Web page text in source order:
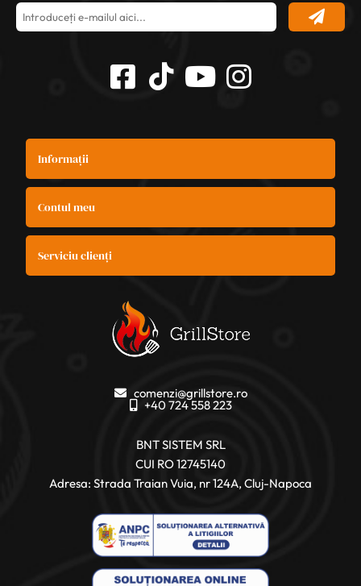
Informații
Contul meu
Serviciu clienți
comenzi@grillstore.ro
+40 724 558 223
BNT SISTEM SRL
CUI RO 12745140
Adresa: Strada Traian Vuia, nr 124A, Cluj-Napoca